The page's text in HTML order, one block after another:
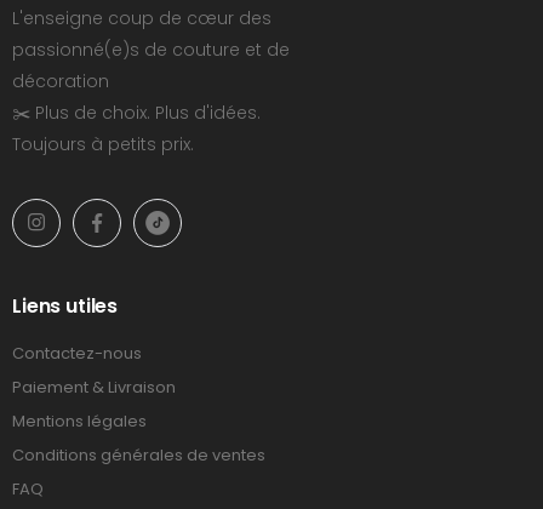
L'enseigne coup de cœur des
passionné(e)s de couture et de
décoration
✂️ Plus de choix. Plus d'idées.
Toujours à petits prix.
Liens utiles
Contactez-nous
Paiement & Livraison
Mentions légales
Conditions générales de ventes
FAQ